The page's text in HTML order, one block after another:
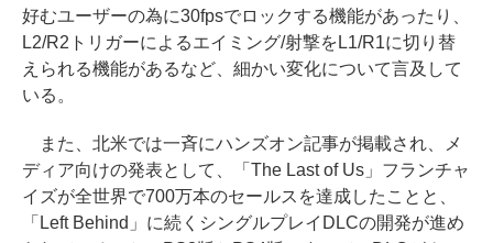
好むユーザーの為に30fpsでロックする機能があったり、
L2/R2トリガーによるエイミング/射撃をL1/R1に切り替
えられる機能があるなど、細かい変化について言及して
いる。
また、北米では一斉にハンズオン記事が掲載され、メ
ディア向けの発表として、「The Last of Us」フランチャ
イズが全世界で700万本のセールスを達成したことと、
「Left Behind」に続くシングルプレイDLCの開発が進め